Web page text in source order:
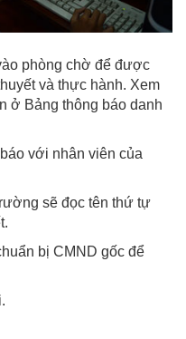
phòng chờ để được
và thực hành. Xem
ở Bảng thông báo danh
với nhân viên của
sẽ đọc tên thứ tự
bị CMND gốc để